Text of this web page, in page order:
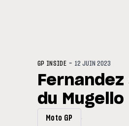
GP INSIDE - 12 JUIN 2023
du Mugello
Moto GP